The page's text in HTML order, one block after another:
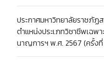
ประกาศมหาวิทยาลัยราชภัฏ
ตำแหน่งประเภทวิชาชีพเฉพ
นาญการฯ พ.ศ. 2567 (ครั้งที่